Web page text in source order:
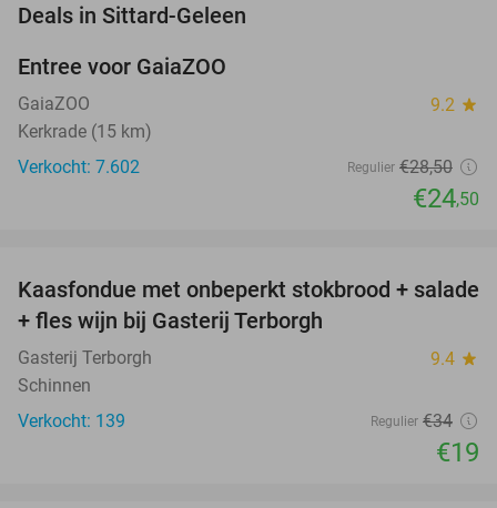
Deals in Sittard-Geleen
Entree voor GaiaZOO
GaiaZOO 9.2 star
Kerkrade (15 km)
Verkocht: 7.602
Regulier €28,50
€24,50
44%
Kaasfondue met onbeperkt stokbrood + salade
+ fles wijn bij Gasterij Terborgh
Gasterij Terborgh 9.4 star
Schinnen
Verkocht: 139
Regulier €34
€19